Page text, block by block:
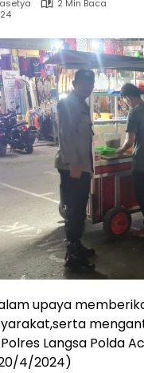
2 Min Baca
upaya
Polres Langsa Polda
4/2024)